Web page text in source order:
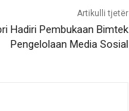
Artikulli tjetër
Hadiri Pembukaan Bimtek
Pengelolaan Media Sosial